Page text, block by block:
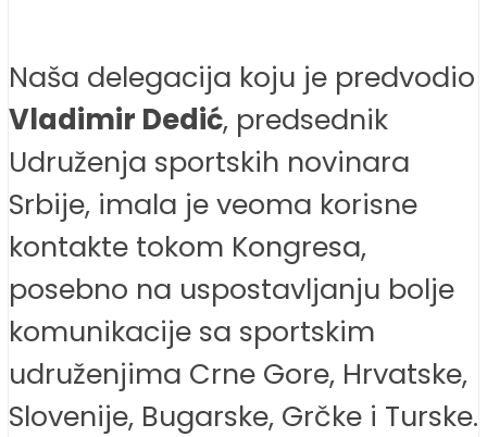
Naša delegacija koju je predvodio
Vladimir Dedić, predsednik
Udruženja sportskih novinara
Srbije, imala je veoma korisne
kontakte tokom Kongresa,
posebno na uspostavljanju bolje
komunikacije sa sportskim
udruženjima Crne Gore, Hrvatske,
Slovenije, Bugarske, Grčke i Turske.